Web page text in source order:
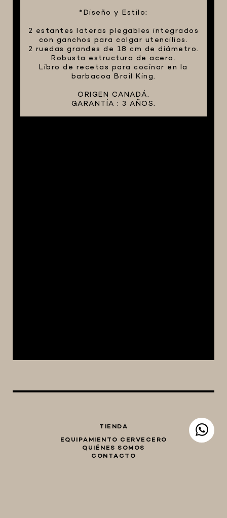
*Diseño y Estilo:
2 estantes lateras plegables integrados
con ganchos para colgar utencilios.
2 ruedas grandes de 18 cm de diámetro.
Robusta estructura de acero.
Libro de recetas para cocinar en la
barbacoa Broil King.
ORIGEN CANADÁ.
GARANTÍA : 3 AÑOS.
TIENDA
EQUIPAMIENTO CERVECERO
QUIÉNES SOMOS
CONTACTO